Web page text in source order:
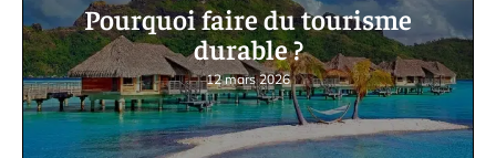
Pourquoi faire du tourisme
durable ?
12 mars 2026